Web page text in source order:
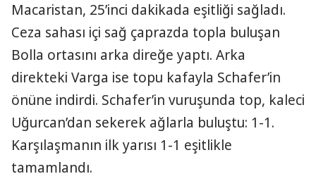
Macaristan, 25’inci dakikada eşitliği sağladı.
Ceza sahası içi sağ çaprazda topla buluşan
Bolla ortasını arka direğe yaptı. Arka
direkteki Varga ise topu kafayla Schafer’in
önüne indirdi. Schafer’in vuruşunda top, kaleci
Uğurcan’dan sekerek ağlarla buluştu: 1-1.
Karşılaşmanın ilk yarısı 1-1 eşitlikle
tamamlandı.